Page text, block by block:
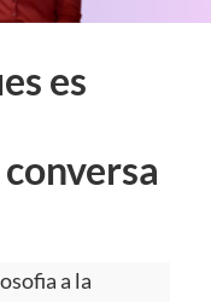
es
conversa
a la